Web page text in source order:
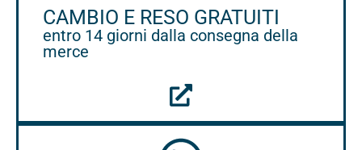
CAMBIO E RESO GRATUITI
entro 14 giorni dalla consegna della
merce